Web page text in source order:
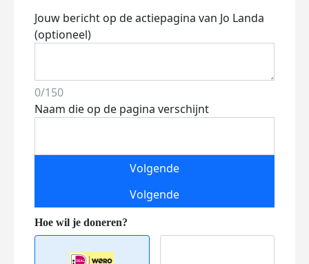
Jouw bericht op de actiepagina van Jo Landa
(optioneel)
0/150
Naam die op de pagina verschijnt
Volgende
Volgende